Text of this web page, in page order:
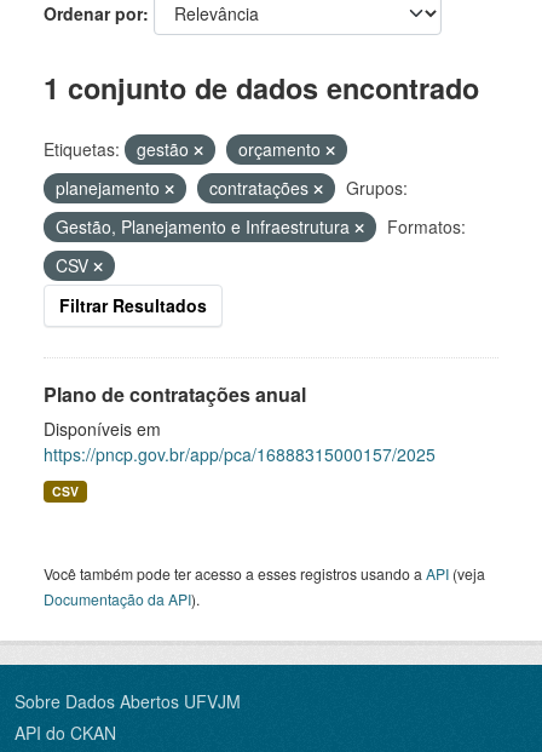
Ordenar por
1 conjunto de dados encontrado
Etiquetas: gestão
orçamento
planejamento
contratações
Grupos:
Gestão, Planejamento e Infraestrutura
Formatos:
CSV
Filtrar Resultados
Plano de contratações anual
Disponíveis em
https://pncp.gov.br/app/pca/16888315000157/2025
CSV
Você também pode ter acesso a esses registros usando a API (veja
Documentação da API).
Sobre Dados Abertos UFVJM
API do CKAN